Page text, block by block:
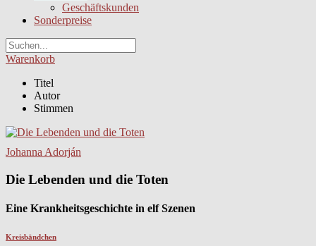
Geschäftskunden
Sonderpreise
Warenkorb
Titel
Autor
Stimmen
Johanna Adorján
Die Lebenden und die Toten
Eine Krankheitsgeschichte in elf Szenen
Kreisbändchen